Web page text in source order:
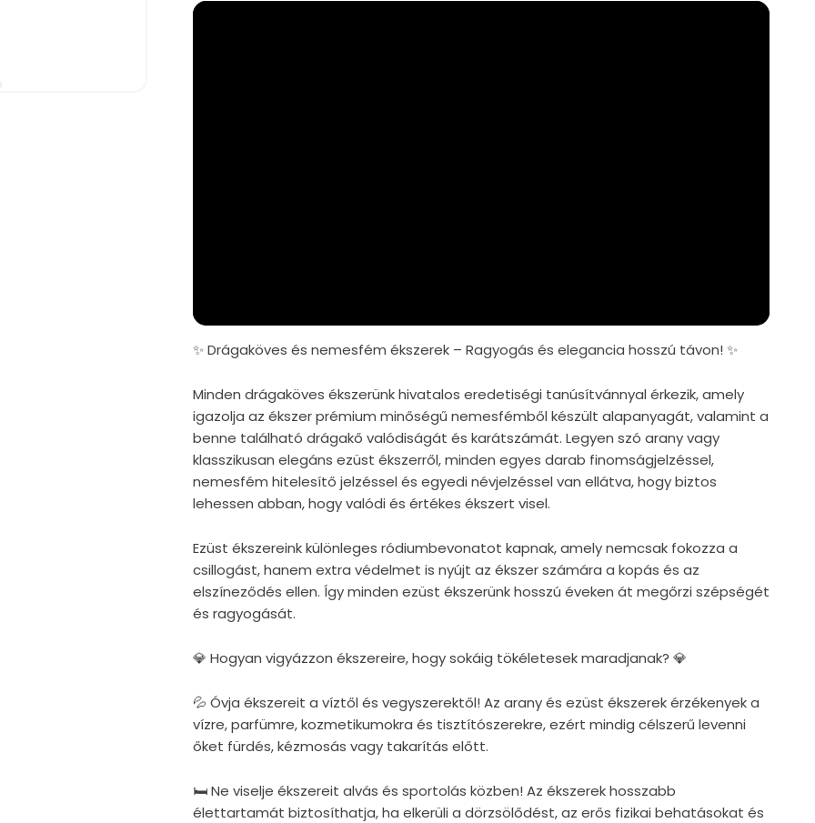
✨ Drágaköves és nemesfém ékszerek – Ragyogás és elegancia hosszú távon! ✨
Minden drágaköves ékszerünk hivatalos eredetiségi tanúsítvánnyal érkezik, amely
igazolja az ékszer prémium minőségű nemesfémből készült alapanyagát, valamint a
benne található drágakő valódiságát és karátszámát. Legyen szó arany vagy
klasszikusan elegáns ezüst ékszerről, minden egyes darab finomságjelzéssel,
nemesfém hitelesítő jelzéssel és egyedi névjelzéssel van ellátva, hogy biztos
lehessen abban, hogy valódi és értékes ékszert visel.
Ezüst ékszereink különleges ródiumbevonatot kapnak, amely nemcsak fokozza a
csillogást, hanem extra védelmet is nyújt az ékszer számára a kopás és az
elszíneződés ellen. Így minden ezüst ékszerünk hosszú éveken át megőrzi szépségét
és ragyogását.
💎 Hogyan vigyázzon ékszereire, hogy sokáig tökéletesek maradjanak? 💎
💦 Óvja ékszereit a víztől és vegyszerektől! Az arany és ezüst ékszerek érzékenyek a
vízre, parfümre, kozmetikumokra és tisztítószerekre, ezért mindig célszerű levenni
őket fürdés, kézmosás vagy takarítás előtt.
🛏 Ne viselje ékszereit alvás és sportolás közben! Az ékszerek hosszabb
élettartamát biztosíthatja, ha elkerüli a dörzsölődést, az erős fizikai behatásokat és